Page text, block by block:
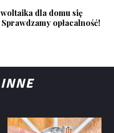
dla domu się
Sprawdzamy opłacalność!